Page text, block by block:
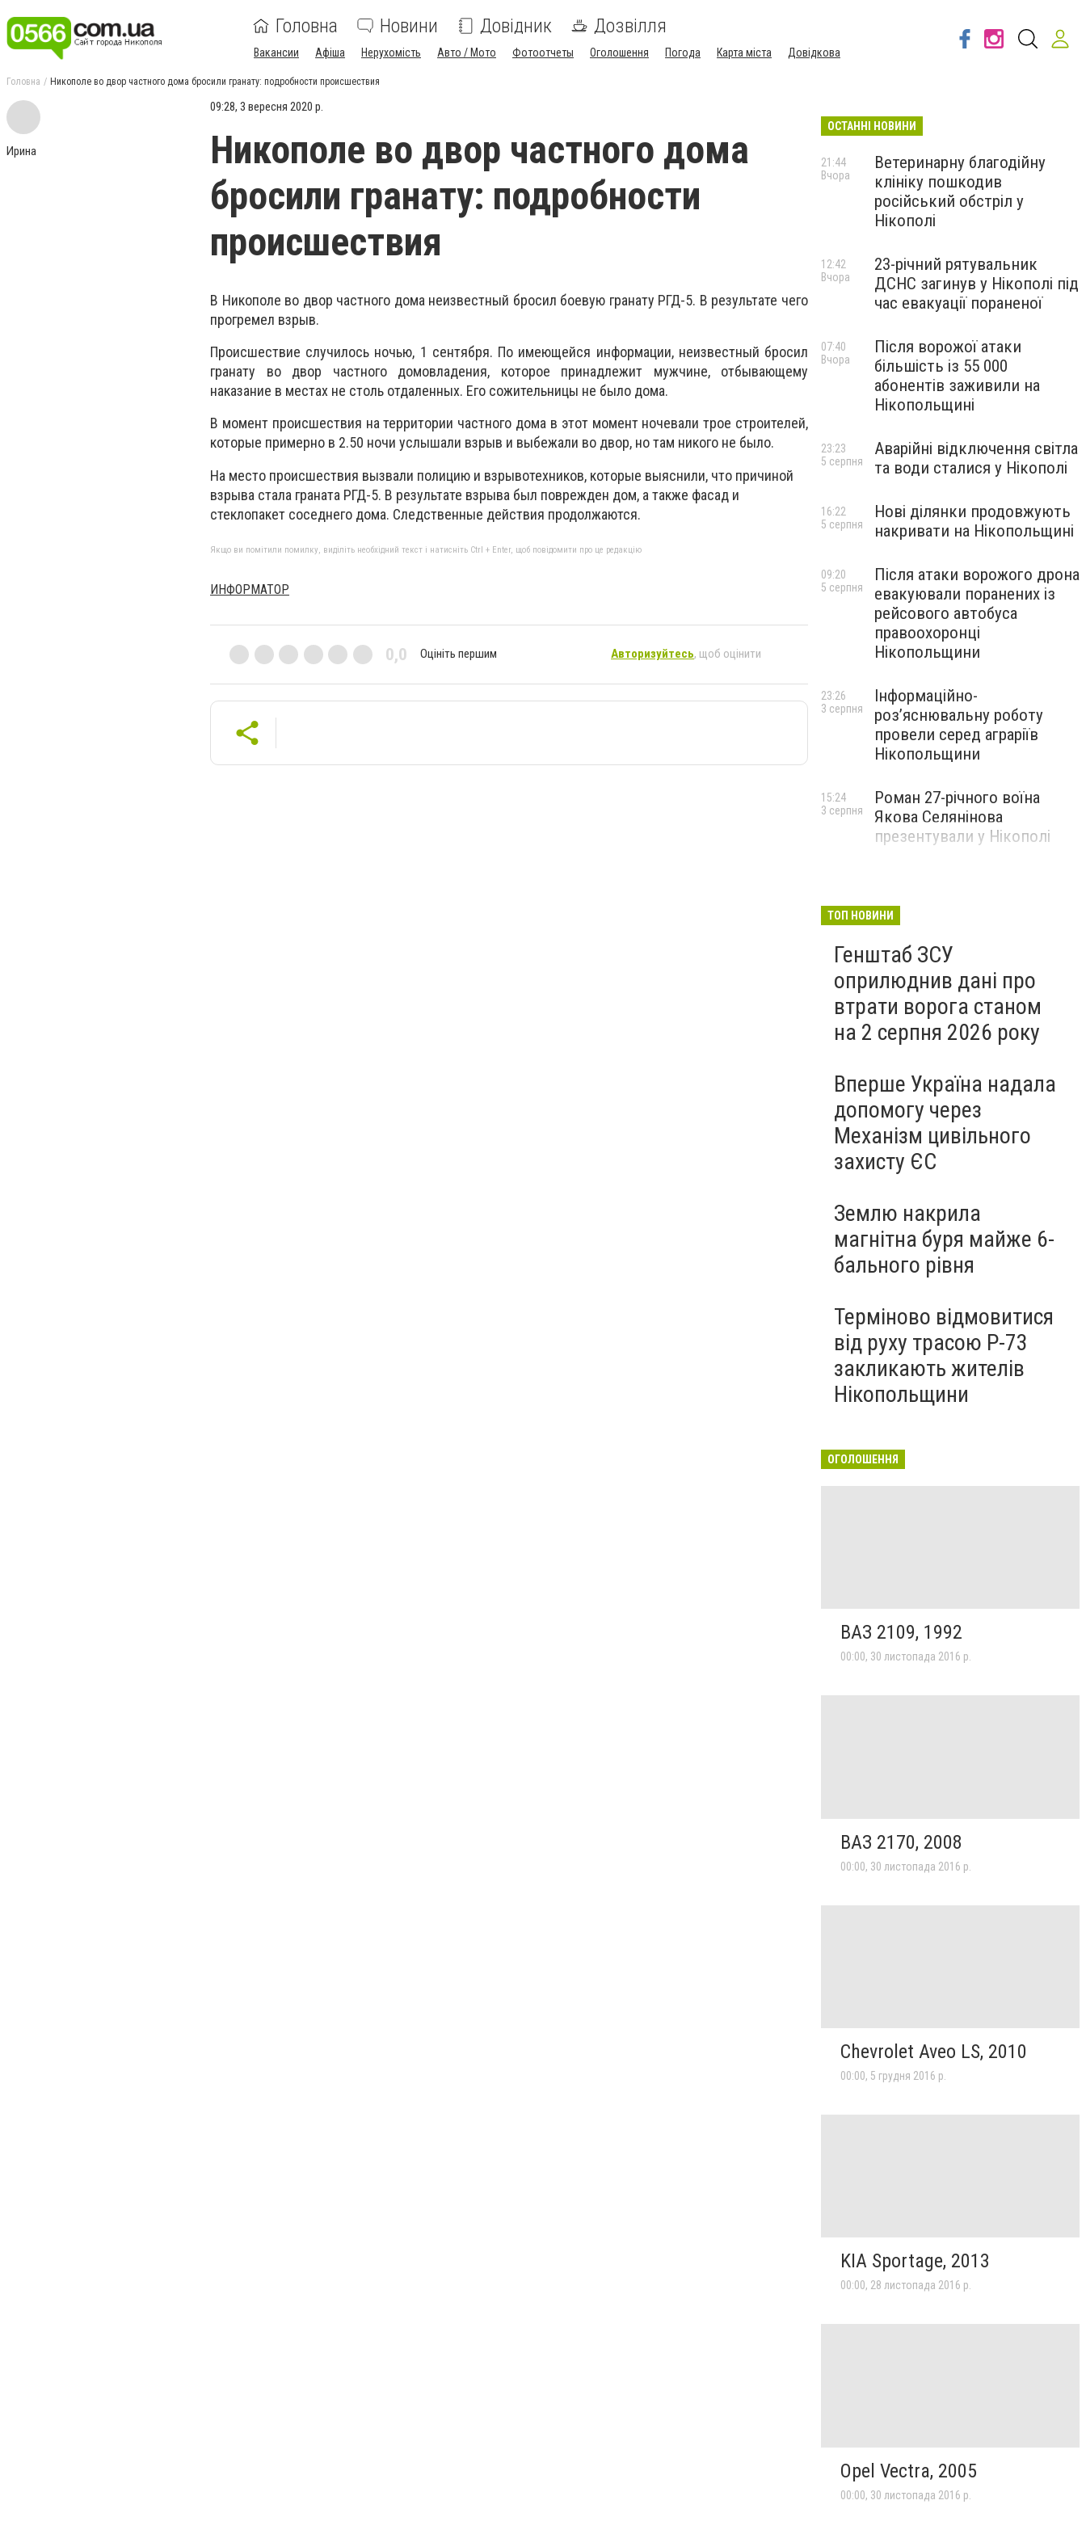
Головна Новини Довідник Дозвілля
Вакансии Афіша Нерухомість Авто / Мото Фотоотчеты Оголошення Погода Карта міста Довідкова
Головна Никополе во двор частного дома бросили гранату: подробности происшествия
Ирина
09:28, 3 вересня 2020 р.
Никополе во двор частного дома
бросили гранату: подробности
происшествия
В Никополе во двор частного дома неизвестный бросил боевую гранату РГД-5. В результате чего
прогремел взрыв.
Происшествие случилось ночью, 1 сентября. По имеющейся информации, неизвестный бросил
гранату во двор частного домовладения, которое принадлежит мужчине, отбывающему
наказание в местах не столь отдаленных. Его сожительницы не было дома.
В момент происшествия на территории частного дома в этот момент ночевали трое строителей,
которые примерно в 2.50 ночи услышали взрыв и выбежали во двор, но там никого не было.
На место происшествия вызвали полицию и взрывотехников, которые выяснили, что причиной
взрыва стала граната РГД-5. В результате взрыва был поврежден дом, а также фасад и
стеклопакет соседнего дома. Следственные действия продолжаются.
Якщо ви помітили помилку, виділіть необхідний текст і натисніть Ctrl + Enter, щоб повідомити про це редакцію
ИНФОРМАТОР
0,0 Оцініть першим Авторизуйтесь, щоб оцінити
ОСТАННІ НОВИНИ
Ветеринарну благодійну
клініку пошкодив
російський обстріл у
Нікополі
21:44
Вчора
23-річний рятувальник
ДСНС загинув у Нікополі під
час евакуації пораненої
12:42
Вчора
Після ворожої атаки
більшість із 55 000
абонентів заживили на
Нікопольщині
07:40
Вчора
Аварійні відключення світла
та води сталися у Нікополі
23:23
5 серпня
Нові ділянки продовжують
накривати на Нікопольщині
16:22
5 серпня
Після атаки ворожого дрона
евакуювали поранених із
рейсового автобуса
правоохоронці
Нікопольщини
09:20
5 серпня
Інформаційно-
роз’яснювальну роботу
провели серед аграріїв
Нікопольщини
23:26
3 серпня
Роман 27-річного воїна
Якова Селянінова
презентували у Нікополі
15:24
3 серпня
ТОП НОВИНИ
Генштаб ЗСУ
оприлюднив дані про
втрати ворога станом
на 2 серпня 2026 року
Вперше Україна надала
допомогу через
Механізм цивільного
захисту ЄС
Землю накрила
магнітна буря майже 6-
бального рівня
Терміново відмовитися
від руху трасою Р-73
закликають жителів
Нікопольщини
ОГОЛОШЕННЯ
ВАЗ 2109, 1992
00:00, 30 листопада 2016 р.
ВАЗ 2170, 2008
00:00, 30 листопада 2016 р.
Chevrolet Aveo LS, 2010
00:00, 5 грудня 2016 р.
KIA Sportage, 2013
00:00, 28 листопада 2016 р.
Opel Vectra, 2005
00:00, 30 листопада 2016 р.